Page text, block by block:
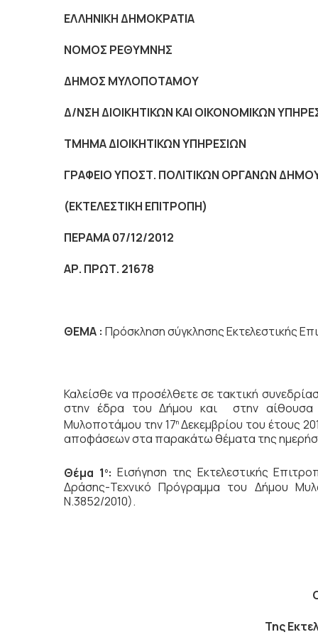
ΕΛΛΗΝΙΚΗ ΔΗΜΟΚΡΑΤΙΑ
NOMOΣ ΡΕΘΥΜΝΗΣ
ΔΗΜΟΣ ΜΥΛΟΠΟΤΑΜΟΥ
Δ/ΝΣΗ ΔΙΟΙΚΗΤΙΚΩΝ ΚΑΙ ΟΙΚΟΝΟΜΙΚΩΝ
ΤΜΗΜΑ ΔΙΟΙΚΗΤΙΚΩΝ ΥΠΗΡΕΣΙΩΝ
ΓΡΑΦΕΙΟ ΥΠΟΣΤ. ΠΟΛΙΤΙΚΩΝ ΟΡΓΑΝΩΝ
(ΕΚΤΕΛΕΣΤΙΚΗ ΕΠΙΤΡΟΠΗ)
ΠΕΡΑΜΑ 07/12/2012
ΑΡ. ΠΡΩΤ. 21678
ΘΕΜΑ : Πρόσκληση σύγκλησης Εκτελεστικής
Καλείσθε να προσέλθετε σε τακτική
στην έδρα του Δήμου και στην αίθουσα
Μυλοποτάμου την 17ηΔεκεμβρίου του έτους
αποφάσεων στα παρακάτω θέματα της
Θέμα 1 ο:Εισήγηση της Εκτελεστικής
Δράσης-Τεχνικό Πρόγραμμα του Δήμου
Ν.3852/2010).
Της